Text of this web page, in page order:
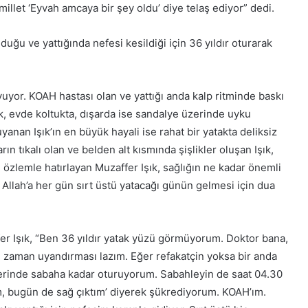
‘Eyvah amcaya bir şey oldu’ diye telaş ediyor” dedi.
ve yattığında nefesi kesildiği için 36 yıldır oturarak
KOAH hastası olan ve yattığı anda kalp ritminde baskı
evde koltukta, dışarda ise sandalye üzerinde uyku
Işık’ın en büyük hayali ise rahat bir yatakta deliksiz
tıkalı olan ve belden alt kısmında şişlikler oluşan Işık,
hatırlayan Muzaffer Işık, sağlığın ne kadar önemli
her gün sırt üstü yatacağı günün gelmesi için dua
“Ben 36 yıldır yatak yüzü görmüyorum. Doktor bana,
uyandırması lazım. Eğer refakatçin yoksa bir anda
sabaha kadar oturuyorum. Sabahleyin de saat 04.30
de sağ çıktım’ diyerek şükrediyorum. KOAH’ım.